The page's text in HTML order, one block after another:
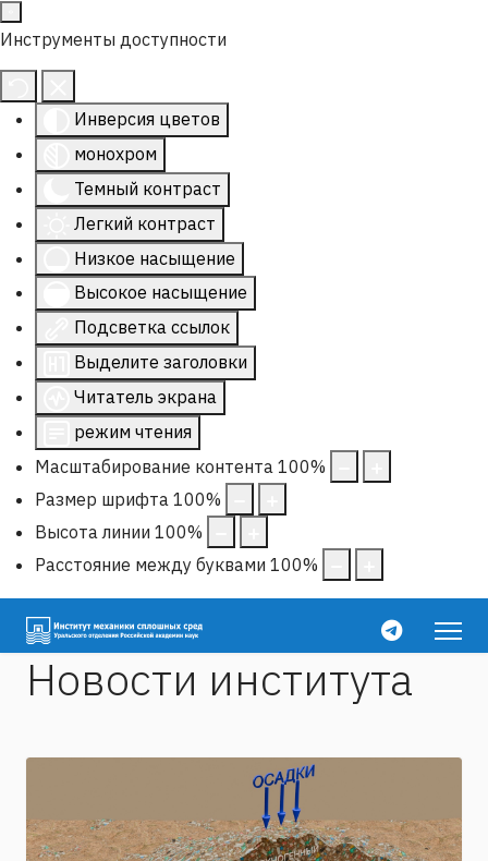
Инструменты доступности
Инверсия цветов
монохром
Темный контраст
Легкий контраст
Низкое насыщение
Высокое насыщение
Подсветка ссылок
Выделите заголовки
Читатель экрана
режим чтения
Масштабирование контента 100%
Размер шрифта 100%
Высота линии 100%
Расстояние между буквами 100%
Новости института